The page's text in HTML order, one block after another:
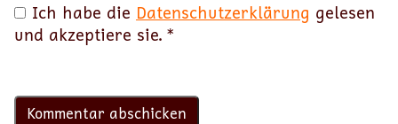
Ich habe die Datenschutzerklärung gelesen
und akzeptiere sie. *